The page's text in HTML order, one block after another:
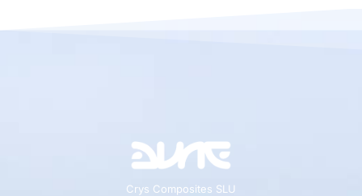
Crys Composites SLU